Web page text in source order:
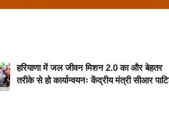
हरियाणा में जल जीवन मिशन 2.0 का और बेहतर
तरीके से हो कार्यान्वयनः केंद्रीय मंत्री सीआर